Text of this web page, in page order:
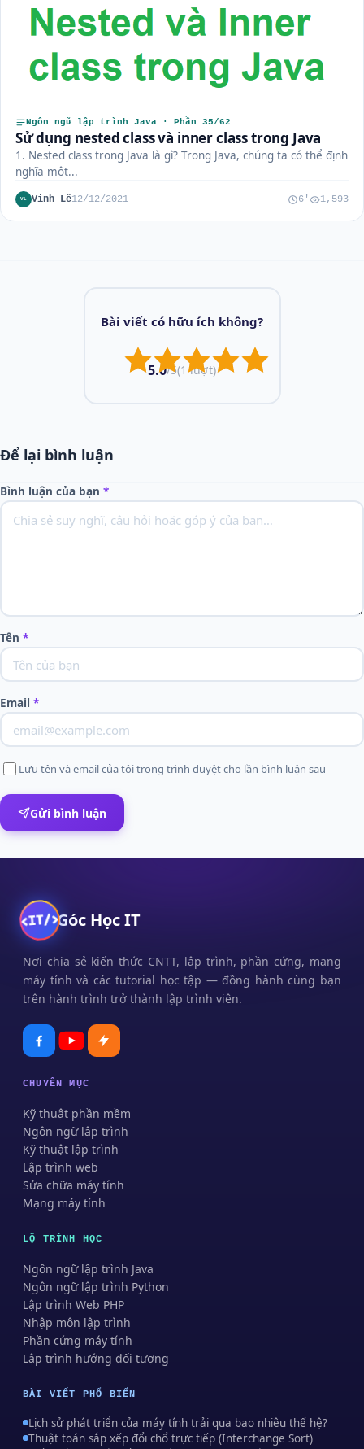
Ngôn ngữ lập trình Java · Phần 35/62
Sử dụng nested class và inner class trong Java
1. Nested class trong Java là gì? Trong Java, chúng ta có thể định
nghĩa một...
VL Vinh Lê12/12/2021 6' 1,593
Bài viết có hữu ích không?
5.0/5(1 lượt)
Để lại bình luận
Bình luận của bạn *
Tên *
Email *
Lưu tên và email của tôi trong trình duyệt cho lần bình luận sau
Gửi bình luận
Góc Học IT
Nơi chia sẻ kiến thức CNTT, lập trình, phần cứng, mạng
máy tính và các tutorial học tập — đồng hành cùng bạn
trên hành trình trở thành lập trình viên.
CHUYÊN MỤC
Kỹ thuật phần mềm
Ngôn ngữ lập trình
Kỹ thuật lập trình
Lập trình web
Sửa chữa máy tính
Mạng máy tính
LỘ TRÌNH HỌC
Ngôn ngữ lập trình Java
Ngôn ngữ lập trình Python
Lập trình Web PHP
Nhập môn lập trình
Phần cứng máy tính
Lập trình hướng đối tượng
BÀI VIẾT PHỔ BIẾN
Lịch sử phát triển của máy tính trải qua bao nhiêu thế hệ?
Thuật toán sắp xếp đổi chổ trực tiếp (Interchange Sort)